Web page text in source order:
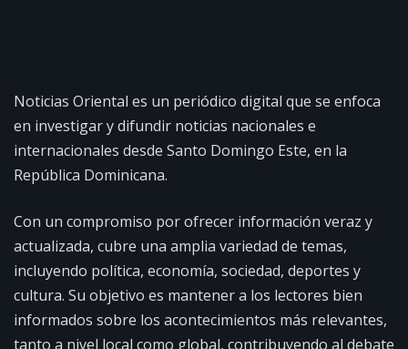
Noticias Oriental es un periódico digital que se enfoca
en investigar y difundir noticias nacionales e
internacionales desde Santo Domingo Este, en la
República Dominicana.
Con un compromiso por ofrecer información veraz y
actualizada, cubre una amplia variedad de temas,
incluyendo política, economía, sociedad, deportes y
cultura. Su objetivo es mantener a los lectores bien
informados sobre los acontecimientos más relevantes,
tanto a nivel local como global, contribuyendo al debate